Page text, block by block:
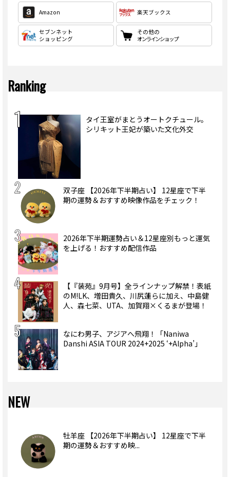
Amazon 楽天ブックス
セブンネット
ショッピング
その他の
オンラインショップ
Ranking
タイ王室がまとうオートクチュール。
シリキット王妃が築いた文化外交
双子座 【2026年下半期占い】 12星座で下半
期の運勢＆おすすめ映像作品をチェック！
2026年下半期運勢占い＆12星座別もっと運気
を上げる！おすすめ配信作品
【『装苑』9月号】全ラインナップ解禁！表紙
のM!LK、増田貴久、川尻蓮らに加え、中島健
人、森七菜、UTA、加賀翔×くるまが登場！
なにわ男子、アジアへ飛翔！「Naniwa
Danshi ASIA TOUR 2024+2025 ‘+Alpha’」
NEW
牡羊座 【2026年下半期占い】 12星座で下半
期の運勢＆おすすめ映...